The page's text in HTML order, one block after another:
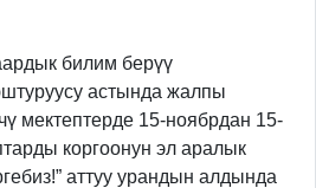
билим берүү
астында жалпы
мектептерде 15-ноябрдан 15-
коргоонун эл аралык
аттуу урандын алдында